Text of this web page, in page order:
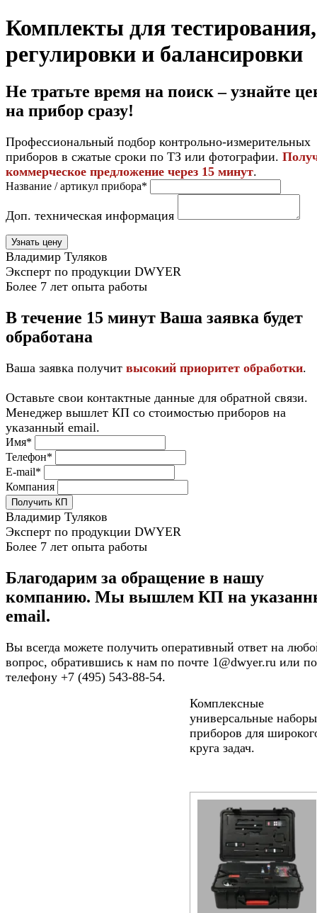
Комплекты для тестирования,
регулировки и балансировки
Не тратьте время на поиск – узнайте
на прибор сразу!
Профессиональный подбор контрольно-измерительных
приборов в сжатые сроки по ТЗ или фотографии.
коммерческое предложение через 15 минут.
Название / артикул прибора*
Доп. техническая информация
Узнать цену
Владимир Туляков
Эксперт по продукции DWYER
Более 7 лет опыта работы
В течение 15 минут Ваша заявка будет
обработана
Ваша заявка получит высокий приоритет обработки.
Оставьте свои контактные данные для обратной связи.
Менеджер вышлет КП со стоимостью приборов на
указанный email.
Имя*
Телефон*
E-mail*
Компания
Получить КП
Владимир Туляков
Эксперт по продукции DWYER
Более 7 лет опыта работы
Благодарим за обращение в нашу
компанию. Мы вышлем КП на
email.
Вы всегда можете получить оперативный ответ на
вопрос, обратившись к нам по почте 1@dwyer.ru или по
телефону +7 (495) 543-88-54.
Комплексные
универсальные наборы
приборов для
круга задач.